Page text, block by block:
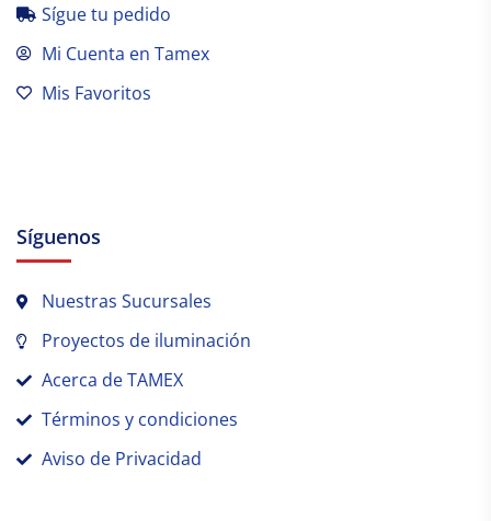
Sígue tu pedido
Mi Cuenta en Tamex
Mis Favoritos
Síguenos
Nuestras Sucursales
Proyectos de iluminación
Acerca de TAMEX
Términos y condiciones
Aviso de Privacidad